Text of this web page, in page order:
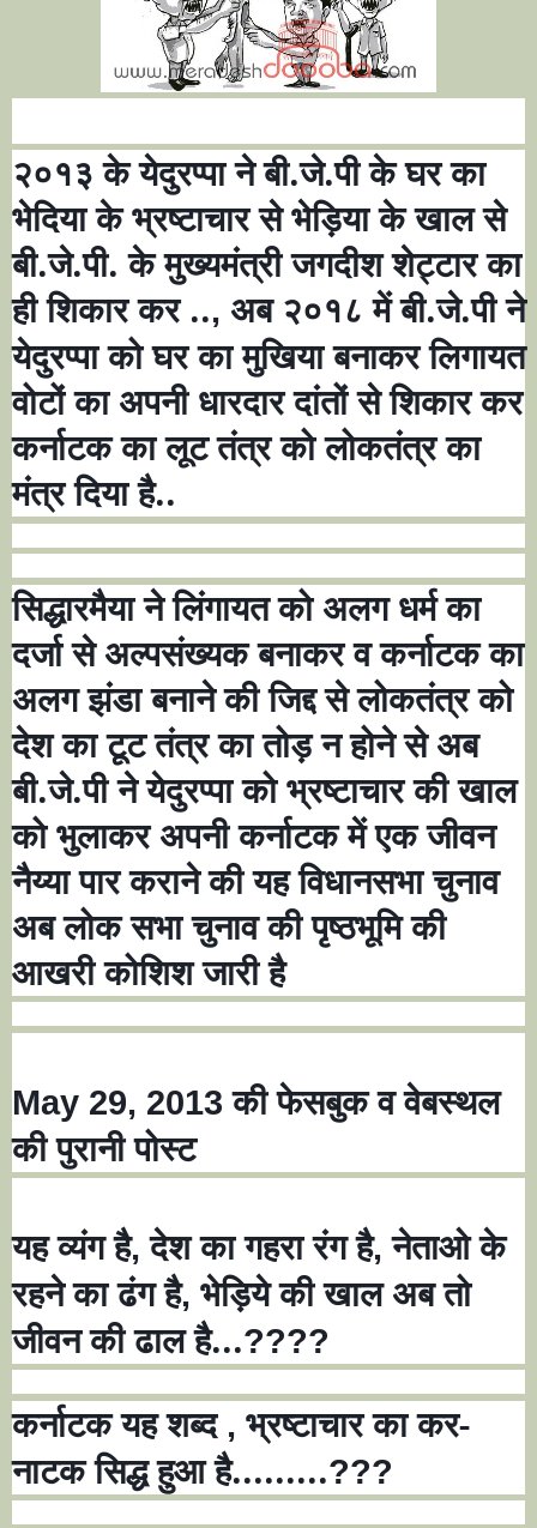
२०१३ के येदुरप्पा ने बी.जे.पी के घर का
भेदिया के भ्रष्टाचार से भेड़िया के खाल से
बी.जे.पी. के मुख्यमंत्री जगदीश शेट्टार का
ही शिकार कर .., अब २०१८ में बी.जे.पी ने
येदुरप्पा को घर का मुखिया बनाकर लिगायत
वोटों का अपनी धारदार दांतों से शिकार कर
कर्नाटक का लूट तंत्र को लोकतंत्र का
मंत्र दिया है..
सिद्धारमैया ने लिंगायत को अलग धर्म का
दर्जा से अल्पसंख्यक बनाकर व कर्नाटक का
अलग झंडा बनाने की जिद्द से लोकतंत्र को
देश का टूट तंत्र का तोड़ न होने से अब
बी.जे.पी ने येदुरप्पा को भ्रष्टाचार की खाल
को भुलाकर अपनी कर्नाटक में एक जीवन
नैय्या पार कराने की यह विधानसभा चुनाव
अब लोक सभा चुनाव की पृष्ठभूमि की
आखरी कोशिश जारी है
May 29, 2013की फेसबुक व वेबस्थल
की पुरानी पोस्ट
यह व्यंग है,देश का गहरा रंग है,नेताओ के
रहने का ढंग है, भेड़िये की खाल अब तो
जीवन की ढाल है...????
कर्नाटक यह शब्द , भ्रष्टाचार का कर-
नाटक सिद्ध हुआ है.........???